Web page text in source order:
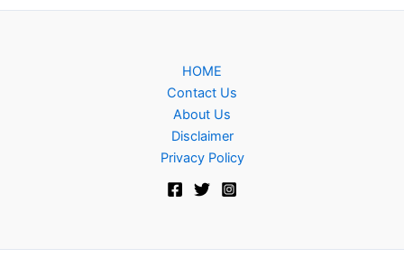
HOME
Contact Us
About Us
Disclaimer
Privacy Policy